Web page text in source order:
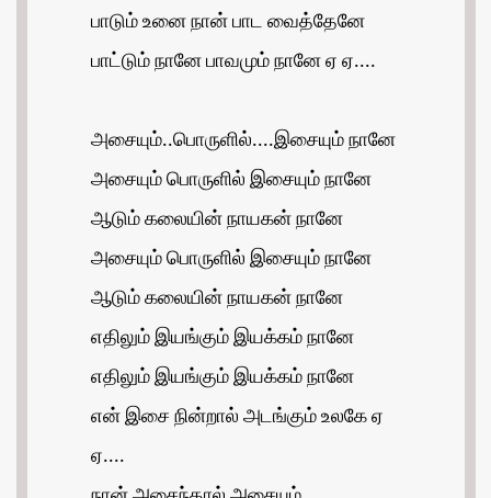
பாடும் உனை நான் பாட வைத்தேனே
பாட்டும் நானே பாவமும் நானே ஏ ஏ....
அசையும்..பொருளில்....இசையும் நானே
அசையும் பொருளில் இசையும் நானே
ஆடும் கலையின் நாயகன் நானே
அசையும் பொருளில் இசையும் நானே
ஆடும் கலையின் நாயகன் நானே
எதிலும் இயங்கும் இயக்கம் நானே
எதிலும் இயங்கும் இயக்கம் நானே
என் இசை நின்றால் அடங்கும் உலகே ஏ
ஏ....